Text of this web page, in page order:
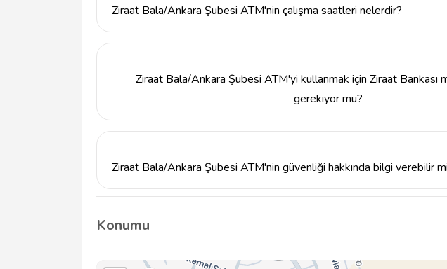
Ziraat Bala/Ankara Şubesi ATM'nin çalışma saatleri nelerdir?
Ziraat Bala/Ankara Şubesi ATM'yi kullanmak için Ziraat Bankası
gerekiyor mu?
Ziraat Bala/Ankara Şubesi ATM'nin güvenliği hakkında bilgi verebilir
Ziraat Bala/Ankara Şubesi ATM, güvenli bankacılık hizmetleri sunmakta
Konumu